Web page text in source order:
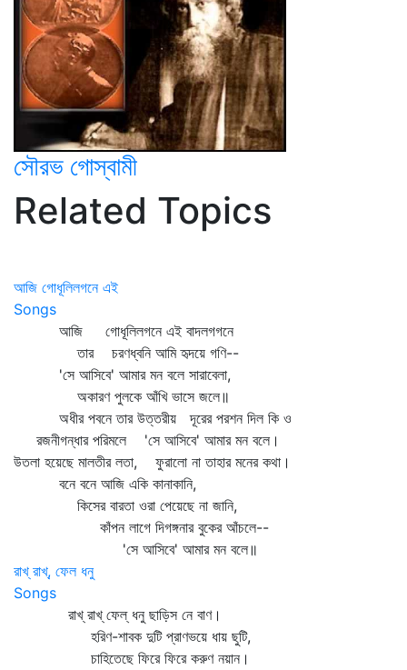
সৌরভ গোস্বামী
Related Topics
আজি গোধূলিলগনে এই
Songs
আজি গোধূলিলগনে এই বাদলগগনে
তার চরণধ্বনি আমি হৃদয়ে গণি--
'সে আসিবে' আমার মন বলে সারাবেলা,
অকারণ পুলকে আঁখি ভাসে জলে॥
অধীর পবনে তার উত্তরীয় দূরের পরশন দিল কি ও
রজনীগন্ধার পরিমলে 'সে আসিবে' আমার মন বলে।
উতলা হয়েছে মালতীর লতা, ফুরালো না তাহার মনের কথা।
বনে বনে আজি একি কানাকানি,
কিসের বারতা ওরা পেয়েছে না জানি,
কাঁপন লাগে দিগঙ্গনার বুকের আঁচলে--
'সে আসিবে' আমার মন বলে॥
রাখ্‌ রাখ্‌, ফেল ধনু
Songs
রাখ্‌ রাখ্‌ ফেল্‌ ধনু ছাড়িস নে বাণ।
হরিণ-শাবক দুটি প্রাণভয়ে ধায় ছুটি,
চাহিতেছে ফিরে ফিরে করুণ নয়ান।